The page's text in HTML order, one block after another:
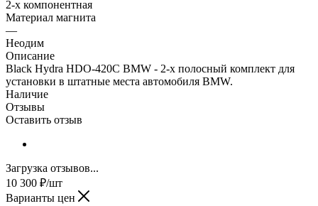
2-х компонентная
Материал магнита
—
Неодим
Описание
Black Hydra HDO-420C BMW - 2-х полосный комплект для
установки в штатные места автомобиля BMW.
Наличие
Отзывы
Оставить отзыв
Загрузка отзывов...
10 300 ₽/шт
Варианты цен